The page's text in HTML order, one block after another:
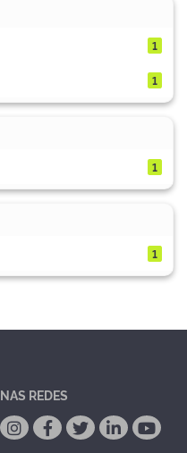
1
1
1
1
NAS REDES